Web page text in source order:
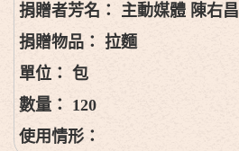
主動媒體 陳右昌
拉麵
包
120